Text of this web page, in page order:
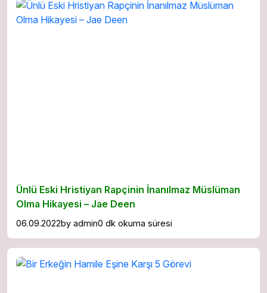
Ünlü Eski Hristiyan Rapçinin İnanılmaz Müslüman
Olma Hikayesi – Jae Deen
06.09.2022by admin0 dk okuma süresi